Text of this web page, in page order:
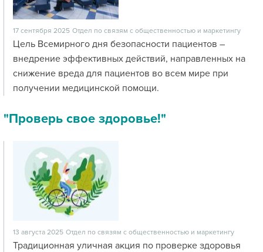
17 сентября 2025 Отдел по связям с общественностью и маркетингу
Цель Всемирного дня безопасности пациентов –
внедрение эффективных действий, направленных на
снижение вреда для пациентов во всем мире при
получении медицинской помощи.
"Проверь свое здоровье!"
13 августа 2025 Отдел по связям с общественностью и маркетингу
Традиционная уличная акция по проверке здоровья